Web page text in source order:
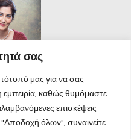
σας
μας για να σας
καθώς θυμόμαστε
επισκέψεις
όλων", συναινείτε